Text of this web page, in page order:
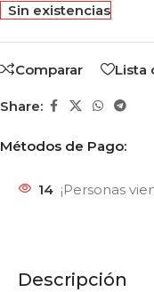
Sin existencias
Comparar Lista
Share:
Métodos de Pago:
14 ¡Personas
Descripción